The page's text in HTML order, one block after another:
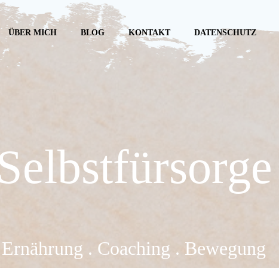
ÜBER MICH BLOG KONTAKT DATENSCHUTZ
Ernährung . Coaching . Bewegung